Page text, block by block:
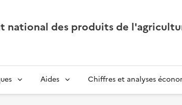
national des produits de
Aides Chiffres et analyses